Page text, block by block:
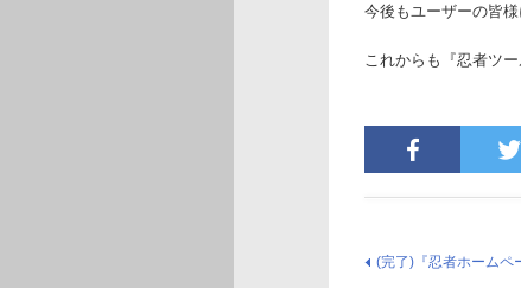
今後もユーザーの皆
これからも『忍者ツ
(完了)『忍者ホームペ